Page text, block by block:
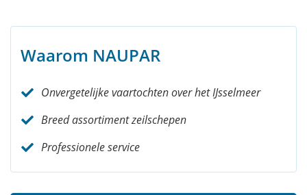
Waarom NAUPAR
Onvergetelijke vaartochten over het IJsselmeer
Breed assortiment zeilschepen
Professionele service